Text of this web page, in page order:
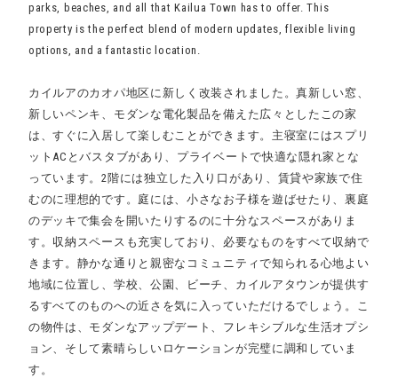
parks, beaches, and all that Kailua Town has to offer. This
property is the perfect blend of modern updates, flexible living
options, and a fantastic location.
カイルアのカオパ地区に新しく改装されました。真新しい窓、
新しいペンキ、モダンな電化製品を備えた広々としたこの家
は、すぐに入居して楽しむことができます。主寝室にはスプリ
ットACとバスタブがあり、プライベートで快適な隠れ家とな
っています。2階には独立した入り口があり、賃貸や家族で住
むのに理想的です。庭には、小さなお子様を遊ばせたり、裏庭
のデッキで集会を開いたりするのに十分なスペースがありま
す。収納スペースも充実しており、必要なものをすべて収納で
きます。静かな通りと親密なコミュニティで知られる心地よい
地域に位置し、学校、公園、ビーチ、カイルアタウンが提供す
るすべてのものへの近さを気に入っていただけるでしょう。こ
の物件は、モダンなアップデート、フレキシブルな生活オプシ
ョン、そして素晴らしいロケーションが完璧に調和していま
す。